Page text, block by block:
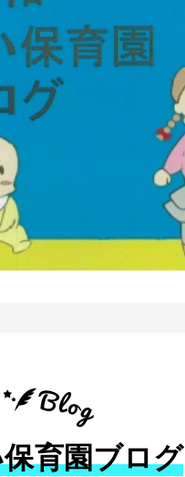
育園ブログ